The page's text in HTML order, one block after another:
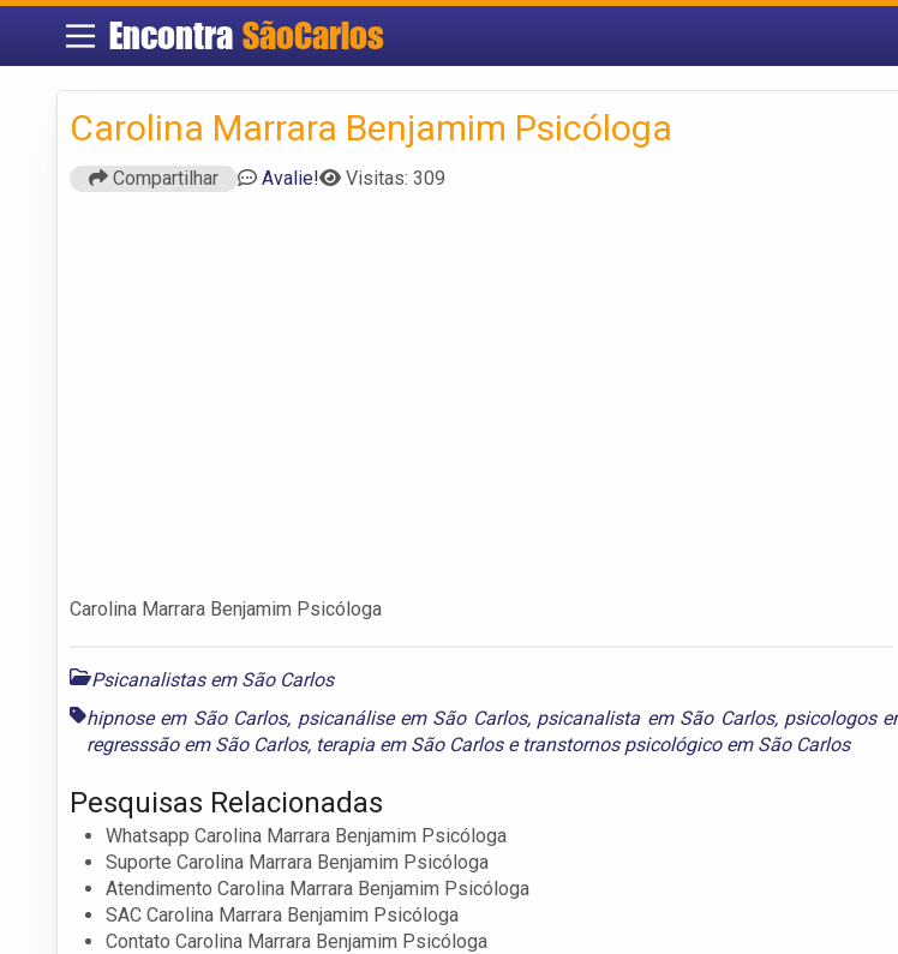
Encontra SãoCarlos
Carolina Marrara Benjamim Psicóloga
Compartilhar Avalie! Visitas: 309
Carolina Marrara Benjamim Psicóloga
Psicanalistas em São Carlos
hipnose em São Carlos, psicanálise em São Carlos, psicanalista em São Carlos, psicologos
regresssão em São Carlos, terapia em São Carlose transtornos psicológico em São Carlos
Pesquisas Relacionadas
Whatsapp Carolina Marrara Benjamim Psicóloga
Suporte Carolina Marrara Benjamim Psicóloga
Atendimento Carolina Marrara Benjamim Psicóloga
SAC Carolina Marrara Benjamim Psicóloga
Contato Carolina Marrara Benjamim Psicóloga